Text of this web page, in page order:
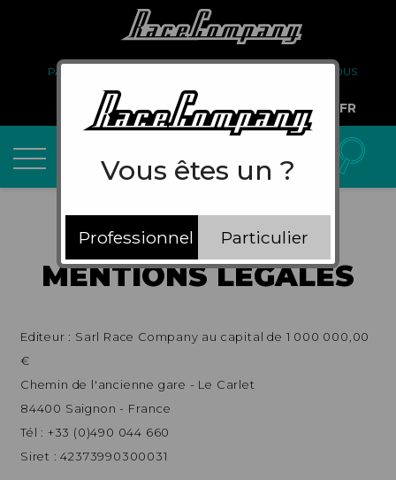
PARTENARIAT
À PROPOS DE NOUS
COMPTE PRO
FR
MENTIONS LÉGALES
Editeur : Sarl Race Company au capital de 1 000 000,00
€
Chemin de l'ancienne gare - Le Carlet
84400 Saignon - France
Tél : +33 (0)490 044 660
Siret : 42373990300031
Vous êtes un ?
Professionnel Particulier